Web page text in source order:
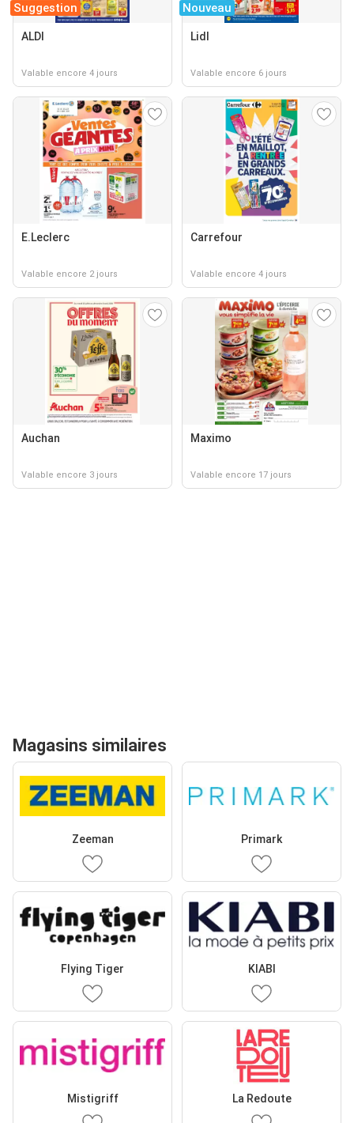
Suggestion
ALDI
Valable encore 4 jours
Nouveau
Lidl
Valable encore 6 jours
E.Leclerc
Valable encore 2 jours
Carrefour
Valable encore 4 jours
Auchan
Valable encore 3 jours
Maximo
Valable encore 17 jours
Magasins similaires
Zeeman Primark
Flying Tiger KIABI
Mistigriff La Redoute